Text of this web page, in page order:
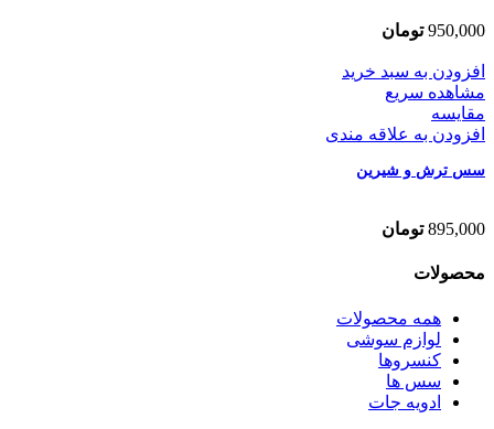
950,000 تومان
افزودن به سبد خرید
مشاهده سریع
مقایسه
افزودن به علاقه مندی
سس ترش و شیرین
895,000 تومان
محصولات
همه محصولات
لوازم سوشی
کنسروها
سس ها
ادویه جات